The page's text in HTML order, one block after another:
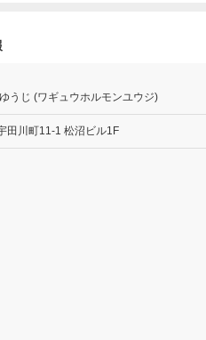
うじ (ワギュウホルモンユウジ)
田川町11-1 松沼ビル1F